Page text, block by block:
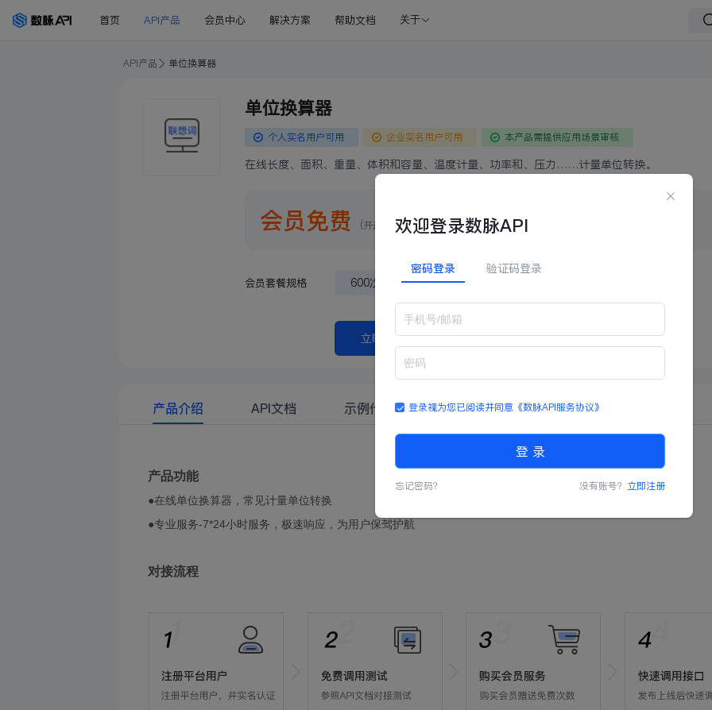
首页 API产品 会员中心 解决方案 帮助文档 关于
API产品 单位换算器
单位换算器
个人实名用户可用 企业实名用户可用 本产品需提供应用场景审核
在线长度、面积、重量、体积和容量、温度计量、功率和、压力……计量单位转换。
会员免费 (开通钻石会员获得更多权益, 立即开通>>)
会员套餐规格 600次/月 300000次/月
立即申请
产品介绍 API文档 示例代码
产品功能
●在线单位换算器，常见计量单位转换
●专业服务-7*24小时服务，极速响应，为用户保驾护航
对接流程
欢迎登录数脉API
密码登录 验证码登录
登录视为您已阅读并同意 《数脉API服务协议》
登 录
忘记密码？ 没有账号？ 立即注册